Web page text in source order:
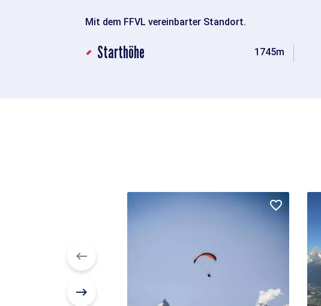
Mit dem FFVL vereinbarter Standort.
Starthöhe 1745m